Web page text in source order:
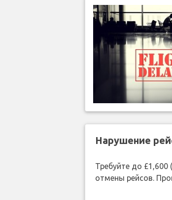
Нарушение
Требуйте до
отмены рейсов.